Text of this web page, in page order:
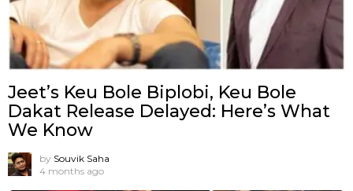
Jeet’s Keu Bole Biplobi, Keu Bole
Dakat Release Delayed: Here’s What
We Know
by Souvik Saha
4 months ago